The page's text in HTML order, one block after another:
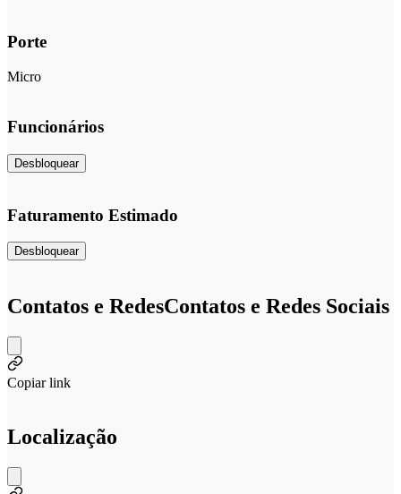
Porte
Micro
Funcionários
Desbloquear
Faturamento Estimado
Desbloquear
Contatos e RedesContatos e Redes Sociais
Copiar link
Localização